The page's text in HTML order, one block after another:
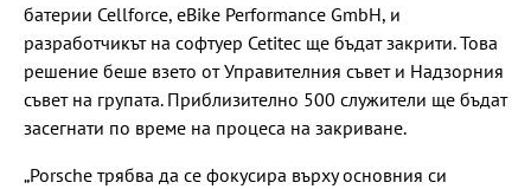
батерии Cellforce, eBike Performance GmbH, и
разработчикът на софтуер Cetitec ще бъдат закрити. Това
решение беше взето от Управителния съвет и Надзорния
съвет на групата. Приблизително 500 служители ще бъдат
засегнати по време на процеса на закриване.
„Porsche трябва да се фокусира върху основния си